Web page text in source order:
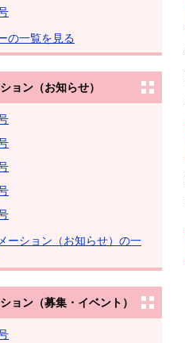
の一覧を見る
ョン（お知らせ）
ーション（お知らせ）の一
ョン（募集・イベント）